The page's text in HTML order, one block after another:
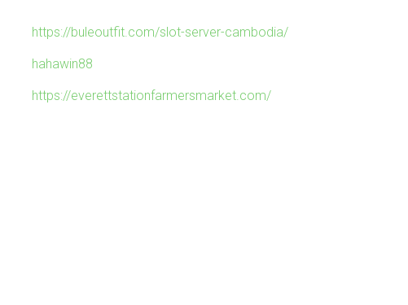
https://buleoutfit.com/slot-server-cambodia/
hahawin88
https://everettstationfarmersmarket.com/